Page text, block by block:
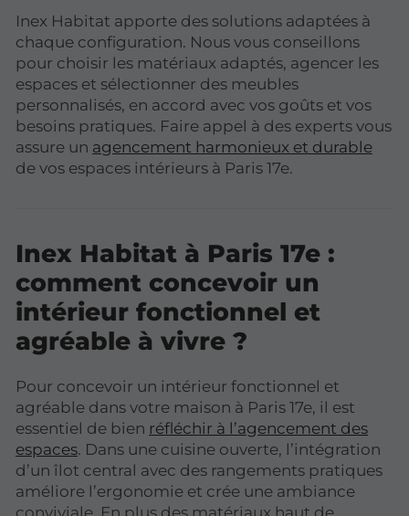
Inex Habitat apporte des solutions adaptées à
chaque configuration. Nous vous conseillons
pour choisir les matériaux adaptés, agencer les
espaces et sélectionner des meubles
personnalisés, en accord avec vos goûts et vos
besoins pratiques. Faire appel à des experts vous
assure un agencement harmonieux et durable
de vos espaces intérieurs à Paris 17e.
Inex Habitat à Paris 17e :
comment concevoir un
intérieur fonctionnel et
agréable à vivre ?
Pour concevoir un intérieur fonctionnel et
agréable dans votre maison à Paris 17e, il est
essentiel de bien réfléchir à l’agencement des
espaces. Dans une cuisine ouverte, l’intégration
d’un îlot central avec des rangements pratiques
améliore l’ergonomie et crée une ambiance
conviviale. En plus des matériaux haut de